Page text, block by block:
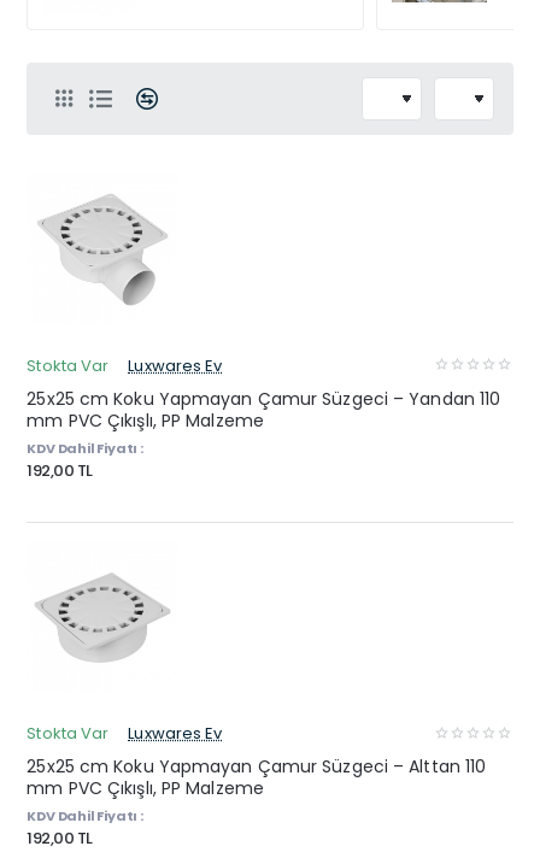
Stokta Var Luxwares Ev
25x25 cm Koku Yapmayan Çamur Süzgeci – Yandan 110
mm PVC Çıkışlı, PP Malzeme
KDV Dahil Fiyatı :
192,00 TL
Stokta Var Luxwares Ev
25x25 cm Koku Yapmayan Çamur Süzgeci – Alttan 110
mm PVC Çıkışlı, PP Malzeme
KDV Dahil Fiyatı :
192,00 TL